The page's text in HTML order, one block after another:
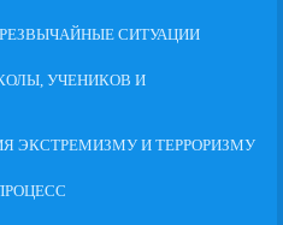
СИТУАЦИИ
УЧЕНИКОВ И
ЭКСТРЕМИЗМУ И ТЕРРОРИЗМУ